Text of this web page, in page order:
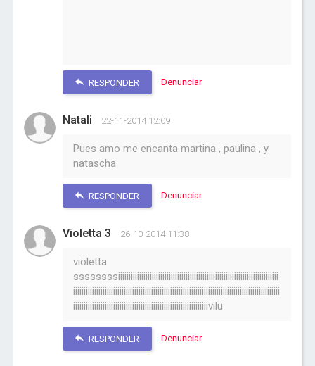
RESPONDER Denunciar
Natali 22-11-2014 12:09
Pues amo me encanta martina , paulina , y
natascha
RESPONDER Denunciar
Violetta 3 26-10-2014 11:38
violetta
ssssssssiiiiiiiiiiiiiiiiiiiiiiiiiiiiiiiiiiiiiiiiiiiiiiiiiiiiiiiiiiiiiiiiiiiiiiiiiiii
iiiiiiiiiiiiiiiiiiiiiiiiiiiiiiiiiiiiiiiiiiiiiiiiiiiiiiiiiiiiiiiiiiiiiiiiiiiiiiiiiiiiiiiiiiiiiiiiii
iiiiiiiiiiiiiiiiiiiiiiiiiiiiiiiiiiiiiiiiiiiiiiiiiiiiiiiiiiiiiiiivilu
RESPONDER Denunciar